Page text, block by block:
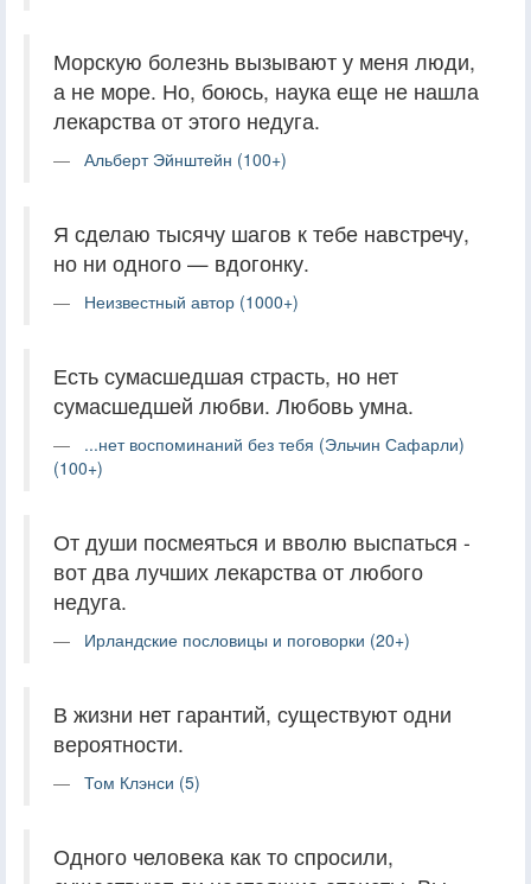
Морскую болезнь вызывают у меня люди,
а не море. Но, боюсь, наука еще не нашла
лекарства от этого недуга.
Альберт Эйнштейн (100+)
Я сделаю тысячу шагов к тебе навстречу,
но ни одного — вдогонку.
Неизвестный автор (1000+)
Есть сумасшедшая страсть, но нет
сумасшедшей любви. Любовь умна.
...нет воспоминаний без тебя (Эльчин Сафарли)
(100+)
От души посмеяться и вволю выспаться -
вот два лучших лекарства от любого
недуга.
Ирландские пословицы и поговорки (20+)
В жизни нет гарантий, существуют одни
вероятности.
Том Клэнси (5)
Одного человека как то спросили,